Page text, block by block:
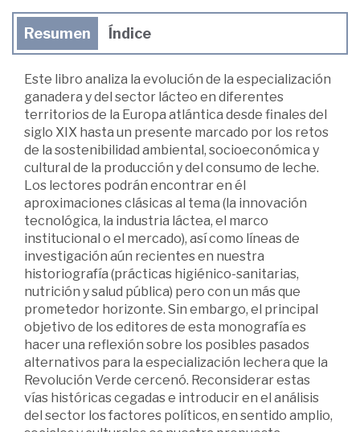
Resumen Índice
Este libro analiza la evolución de la especialización
ganadera y del sector lácteo en diferentes
territorios de la Europa atlántica desde finales del
siglo XIX hasta un presente marcado por los retos
de la sostenibilidad ambiental, socioeconómica y
cultural de la producción y del consumo de leche.
Los lectores podrán encontrar en él
aproximaciones clásicas al tema (la innovación
tecnológica, la industria láctea, el marco
institucional o el mercado), así como líneas de
investigación aún recientes en nuestra
historiografía (prácticas higiénico-sanitarias,
nutrición y salud pública) pero con un más que
prometedor horizonte. Sin embargo, el principal
objetivo de los editores de esta monografía es
hacer una reflexión sobre los posibles pasados
alternativos para la especialización lechera que la
Revolución Verde cercenó. Reconsiderar estas
vías históricas cegadas e introducir en el análisis
del sector los factores políticos, en sentido amplio,